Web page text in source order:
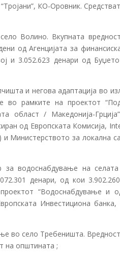
КО-Оровник.
Волино. Вкупната
од Агенцијата за
и 3.052.623 денари од
и негова адаптација во
во рамките на проектот
област / Македонија-
од Европската Комисија,
Министерството за локална
за водоснабдување на селата
денари, од кои
“Водоснабдување и
Инвестициона банка,
во село Требеништа.
на општината ;